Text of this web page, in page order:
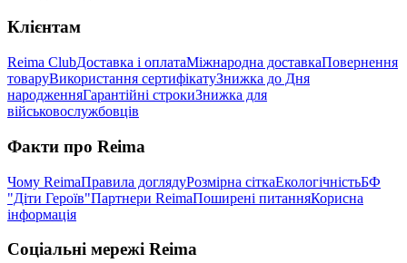
Клієнтам
Reima ClubДоставка і оплатаМіжнародна доставкаПовернення
товаруВикористання сертифікатуЗнижка до Дня
народженняГарантійні строкиЗнижка для
військовослужбовців
Факти про Reima
Чому ReimaПравила доглядуРозмірна сіткаЕкологічністьБФ
"Діти Героїв"Партнери ReimaПоширені питанняКорисна
інформація
Соціальні мережі Reima